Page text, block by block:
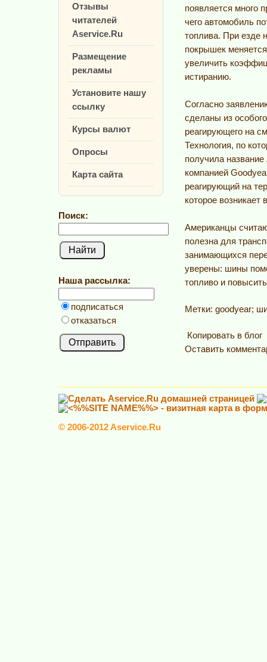
Отзывы
читателей
Aservice.Ru
Размещение
рекламы
Установите нашу
ссылку
Курсы валют
Опросы
Карта сайта
Поиск:
Наша рассылка:
подписаться
отказаться
появляется много
чего автомобиль
топлива. При езде
покрышек
увеличить
истиранию.
Согласно
сделаны из
реагирующего на
Технология, по
получила
компанией
реагирующий на
которое
Американцы
полезна для
занимающихся
уверены: шины
топливо и
Метки: goodyear;
Копировать в блог
Оставить
© 2006-2012 Aservice.Ru